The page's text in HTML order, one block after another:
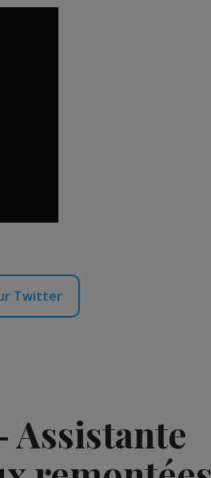
Twitter
Assistante